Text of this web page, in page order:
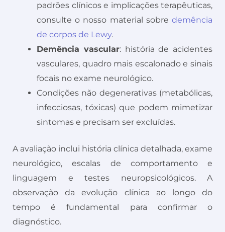
padrões clínicos e implicações terapêuticas,
consulte o nosso material sobre demência
de corpos de Lewy.
Demência vascular: história de acidentes
vasculares, quadro mais escalonado e sinais
focais no exame neurológico.
Condições não degenerativas (metabólicas,
infecciosas, tóxicas) que podem mimetizar
sintomas e precisam ser excluídas.
A avaliação inclui história clínica detalhada, exame
neurológico, escalas de comportamento e
linguagem e testes neuropsicológicos. A
observação da evolução clínica ao longo do
tempo é fundamental para confirmar o
diagnóstico.